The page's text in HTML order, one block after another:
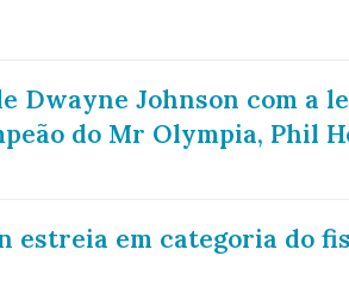
Dwayne Johnson com a
do Mr Olympia, Phil
estreia em categoria do